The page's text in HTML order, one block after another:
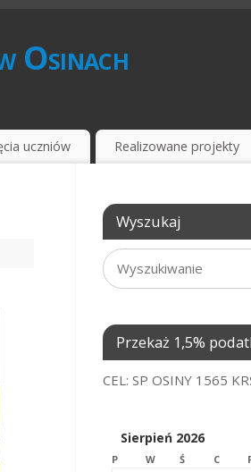
Osinach
uczniów Realizowane projekty
Wyszukaj
Przekaż 1,5%
CEL: SP OSINY 1565
Sierpień 2026
P W Ś C